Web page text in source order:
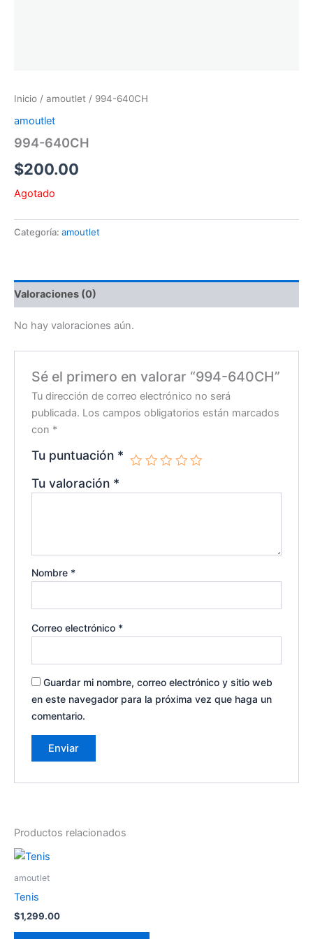
Inicio / amoutlet / 994-640CH
amoutlet
994-640CH
$200.00
Agotado
Categoría: amoutlet
Valoraciones (0)
No hay valoraciones aún.
Sé el primero en valorar “994-640CH”
Tu dirección de correo electrónico no será
publicada. Los campos obligatorios están marcados
con *
Tu puntuación *
Tu valoración *
Nombre *
Correo electrónico *
Guardar mi nombre, correo electrónico y sitio web
en este navegador para la próxima vez que haga un
comentario.
Productos relacionados
amoutlet
Tenis
$1,299.00